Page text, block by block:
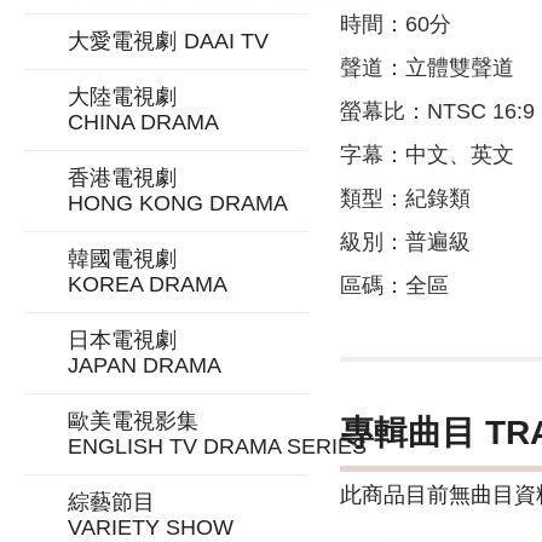
大愛電視劇 DAAI TV
大陸電視劇
CHINA DRAMA
香港電視劇
HONG KONG DRAMA
韓國電視劇
KOREA DRAMA
日本電視劇
JAPAN DRAMA
歐美電視影集
ENGLISH TV DRAMA SERIES
綜藝節目
VARIETY SHOW
時間：60分
聲道：立體雙聲道
螢幕比：NTSC 16:9
字幕：中文、英文
類型：紀錄類
級別：普遍級
區碼：全區
專輯曲目
此商品目前無曲目資